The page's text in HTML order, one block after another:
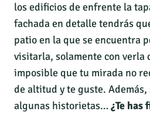
los edificios de enfrente la
fachada en detalle tendrás
patio en la que se encuentra
visitarla, solamente con verla
imposible que tu mirada no
de altitud y te guste.
algunas historietas… ¿Te has